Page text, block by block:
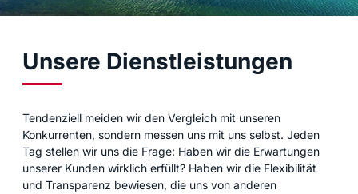
Unsere Dienstleistungen
Tendenziell meiden wir den Vergleich mit unseren
Konkurrenten, sondern messen uns mit uns selbst. Jeden
Tag stellen wir uns die Frage: Haben wir die Erwartungen
unserer Kunden wirklich erfüllt? Haben wir die Flexibilität
und Transparenz bewiesen, die uns von anderen